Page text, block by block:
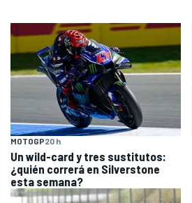
MOTOGP20 h
Un wild-card y tres sustitutos:
¿quién correrá en Silverstone
esta semana?